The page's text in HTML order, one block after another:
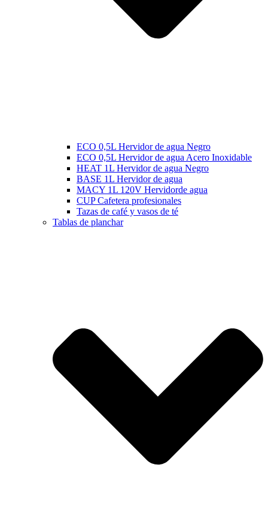
ECO 0,5L Hervidor de agua Negro
ECO 0,5L Hervidor de agua Acero Inoxidable
HEAT 1L Hervidor de agua Negro
BASE 1L Hervidor de agua
MACY 1L 120V Hervidorde agua
CUP Cafetera profesionales
Tazas de café y vasos de té
Tablas de planchar